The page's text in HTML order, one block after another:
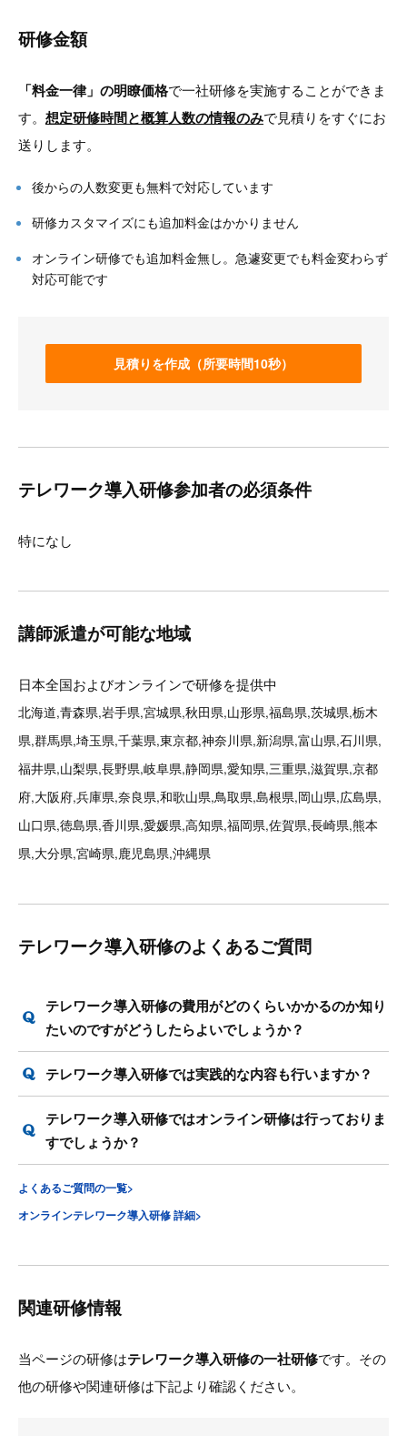
研修金額
「料金一律」の明瞭価格で一社研修を実施することができま
す。 想定研修時間と概算人数の情報のみで見積りをすぐにお
送りします。
後からの人数変更も無料で対応しています
研修カスタマイズにも追加料金はかかりません
オンライン研修でも追加料金無し。急遽変更でも料金変わらず
対応可能です
見積りを作成（所要時間10秒）
テレワーク導入研修参加者の必須条件
特になし
講師派遣が可能な地域
日本全国およびオンラインで研修を提供中
北海道,青森県,岩手県,宮城県,秋田県,山形県,福島県,茨城県,栃木
県,群馬県,埼玉県,千葉県,東京都,神奈川県,新潟県,富山県,石川県,
福井県,山梨県,長野県,岐阜県,静岡県,愛知県,三重県,滋賀県,京都
府,大阪府,兵庫県,奈良県,和歌山県,鳥取県,島根県,岡山県,広島県,
山口県,徳島県,香川県,愛媛県,高知県,福岡県,佐賀県,長崎県,熊本
県,大分県,宮崎県,鹿児島県,沖縄県
テレワーク導入研修のよくあるご質問
テレワーク導入研修の費用がどのくらいかかるのか知り
たいのですがどうしたらよいでしょうか？
テレワーク導入研修では実践的な内容も行いますか？
テレワーク導入研修ではオンライン研修は行っておりま
すでしょうか？
よくあるご質問の一覧>
オンラインテレワーク導入研修 詳細>
関連研修情報
当ページの研修はテレワーク導入研修の一社研修です。その
他の研修や関連研修は下記より確認ください。